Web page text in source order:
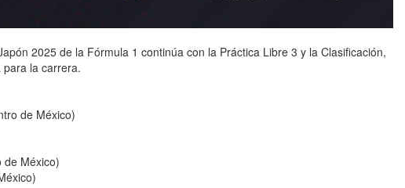
2025 de la Fórmula 1 continúa con la Práctica Libre 3 y la Clasificación,
la carrera.
de México)
de México)